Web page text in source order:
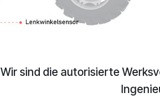
Wir sind die autorisierte